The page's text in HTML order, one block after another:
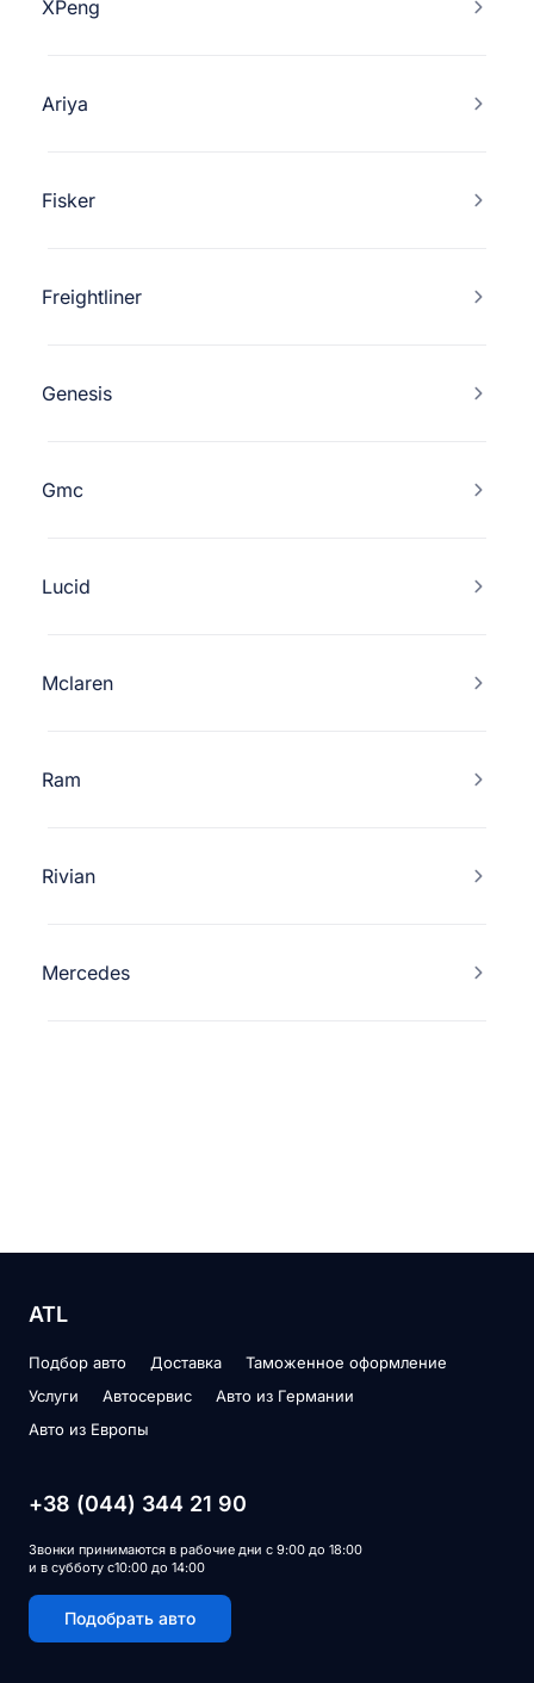
XPeng
Ariya
Fisker
Freightliner
Genesis
Gmc
Lucid
Mclaren
Ram
Rivian
Mercedes
ATL
Подбор авто Доставка
Таможенное оформление
Услуги
Автосервис
Авто из Германии
Авто из Европы
+38 (044) 344 21 90
Звонки принимаются в рабочие дни с 9:00 до 18:00
и в субботу с10:00 до 14:00
Подобрать авто